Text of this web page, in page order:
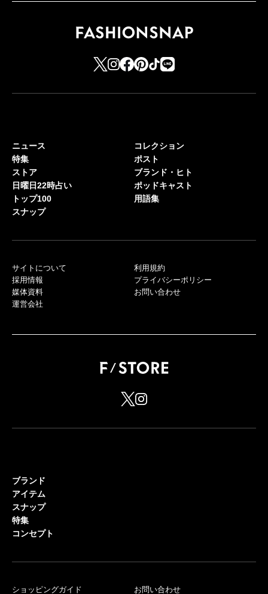
ニュース
特集
ストア
日曜日22時占い
トップ100
スナップ
コレクション
ポスト
ブランド・ヒト
ポッドキャスト
用語集
サイトについて
採用情報
媒体資料
運営会社
利用規約
プライバシーポリシー
お問い合わせ
ブランド
アイテム
スナップ
特集
コンセプト
ショッピングガイド お問い合わせ